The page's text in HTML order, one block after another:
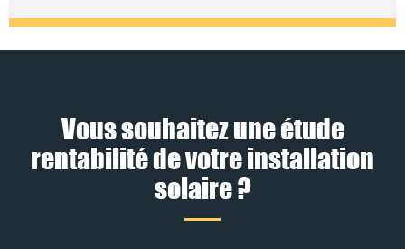
Vous souhaitez une étude
rentabilité de votre installation
solaire ?